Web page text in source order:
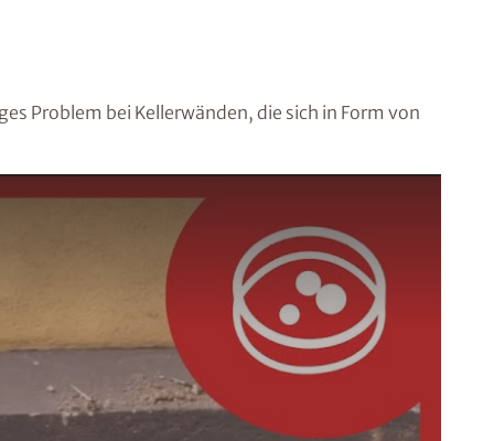
Problem bei Kellerwänden, die sich in Form von